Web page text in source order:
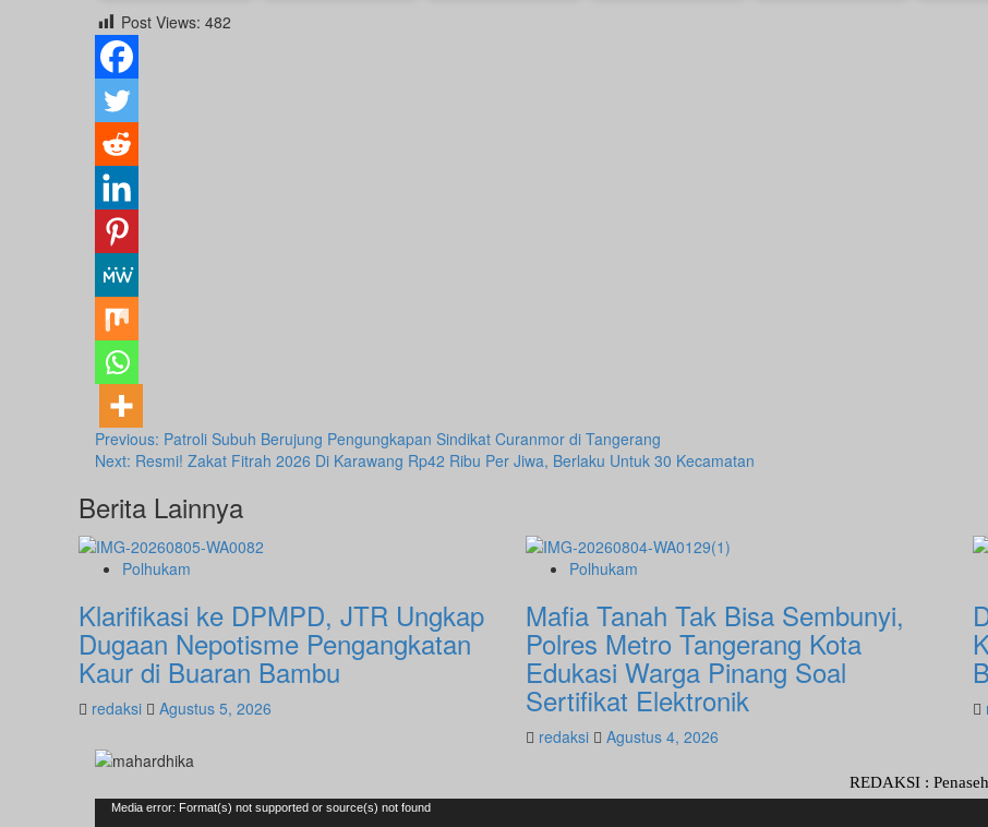
Redaksi
Desember 24, 2025
Post Views: 482
Post
navigation
Previous: Patroli Subuh Berujung Pengungkapan Sindikat Curanmor di Tangerang
Next: Resmi! Zakat Fitrah 2026 Di Karawang Rp42 Ribu Per Jiwa, Berlaku Untuk 30 Kecamatan
Berita Lainnya
Polhukam
Klarifikasi ke DPMPD, JTR Ungkap
Dugaan Nepotisme Pengangkatan
Kaur di Buaran Bambu
redaksi Agustus 5, 2026
Polhukam
Mafia Tanah Tak Bisa Sembunyi,
Polres Metro Tangerang Kota
Edukasi Warga Pinang Soal
Sertifikat Elektronik
redaksi Agustus 4, 2026
REDAKSI : Penasehat
Pemutar
Media error: Format(s) not supported or source(s) not found